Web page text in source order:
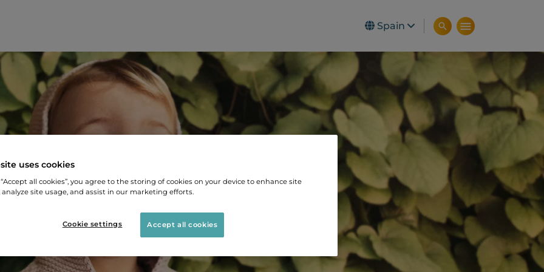
Spain
uses cookies
all cookies”, you agree to the storing of cookies on your device to enhance site
analyze site usage, and assist in our marketing efforts.
Cookie settings Accept all cookies